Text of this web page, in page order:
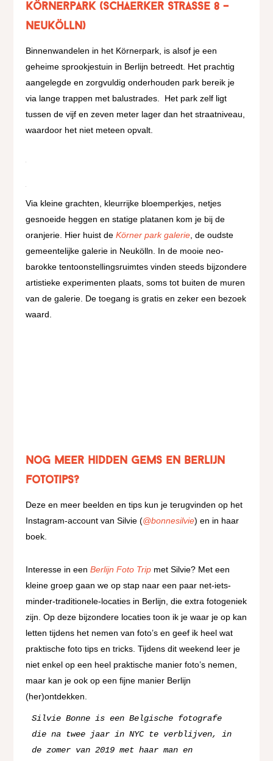
Körnerpark (Schaerker Strasse 8 –
Neukölln)
Binnenwandelen in het Körnerpark, is alsof je een
geheime sprookjestuin in Berlijn betreedt. Het prachtig
aangelegde en zorgvuldig onderhouden park bereik je
via lange trappen met balustrades.
Het park zelf ligt
tussen de vijf en zeven meter lager dan het straatniveau,
waardoor het niet meteen opvalt.
Via kleine grachten, kleurrijke bloemperkjes, netjes
gesnoeide heggen en statige platanen kom je bij de
oranjerie. Hier huist deKörner park galerie , de oudste
gemeentelijke galerie in Neukölln. In de mooie neo-
barokke tentoonstellingsruimtes vinden steeds bijzondere
artistieke experimenten plaats, soms tot buiten de muren
van de galerie. De toegang is gratis en zeker een bezoek
waard.
Nog meer hidden gems en Berlijn
fototips?
Deze en meer beelden en tips kun je terugvinden op het
Instagram-account van Silvie (@bonnesilvie) en in haar
boek.
Interesse in eenBerlijn Foto Trip met Silvie? Met een
kleine groep gaan we op stap naar een paar net-iets-
minder-traditionele-locaties in Berlijn, die extra fotogeniek
zijn. Op deze bijzondere locaties toon ik je waar je op kan
letten tijdens het nemen van foto’s en geef ik heel wat
praktische foto tips en tricks. Tijdens dit weekend leer je
niet enkel op een heel praktische manier foto’s nemen,
maar kan je ook op een fijne manier Berlijn
(her)ontdekken.
Silvie Bonne is een Belgische fotografe
die na twee jaar in NYC te verblijven, in
de zomer van 2019 met haar man en